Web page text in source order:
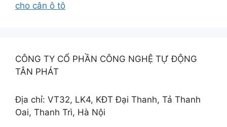
cho cân ô tô
CÔNG TY CỔ PHẦN CÔNG NGHỆ TỰ ĐỘNG
TÂN PHÁT
Địa chỉ: VT32, LK4, KĐT Đại Thanh, Tả Thanh
Oai, Thanh Trì, Hà Nội